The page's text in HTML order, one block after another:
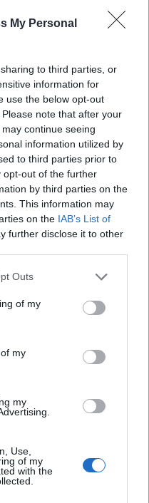
My Personal
to third parties, or
information for
use the below opt-out
note that after your
continue seeing
information utilized by
to third parties prior to
opt-out of the further
by third parties on the
This information may
on the IAB’s List of
further disclose it to other
Outs
of my
my
my
Use,
of my
with the
prędkość ataku oraz
starcie rundy, co ułatwi
z bezpośrednich
wyższej szansy
przedmiotów oraz
bazowe źródło
się na wzrost presji
oraz Kindred.
w patchu
bazowych
szybkie
zwiększenie
gwiazdek.
przyznana premia do
ataku nie zanika
w trakcie rzucania czaru.